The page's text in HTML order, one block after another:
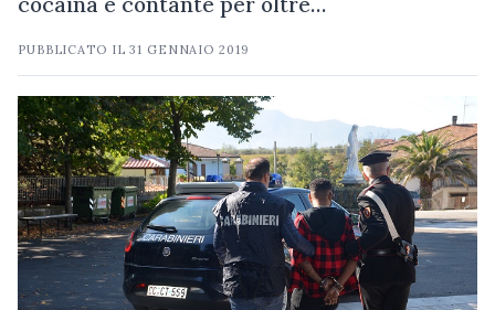
PUBBLICATO IL31 GENNAIO 2019